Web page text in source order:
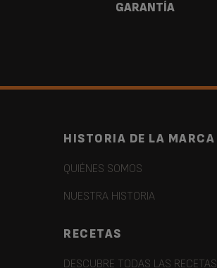
GARANTÍA
HISTORIA DE LA MARCA
QUIÉNES SOMOS
NUESTRA HISTORIA
RECETAS
DESCUBRE TODAS LAS RECETAS